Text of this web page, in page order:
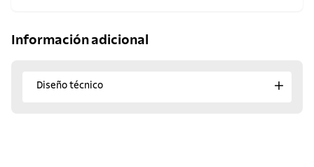
Información adicional
Diseño técnico